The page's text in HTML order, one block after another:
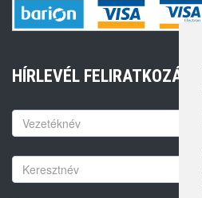
HÍRLEVÉL FELIRATKOZÁS
Keresztnév
Vezetéknév